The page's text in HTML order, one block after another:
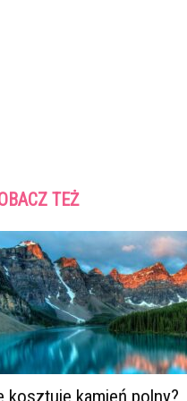
TEŻ
kosztuje kamień polny?